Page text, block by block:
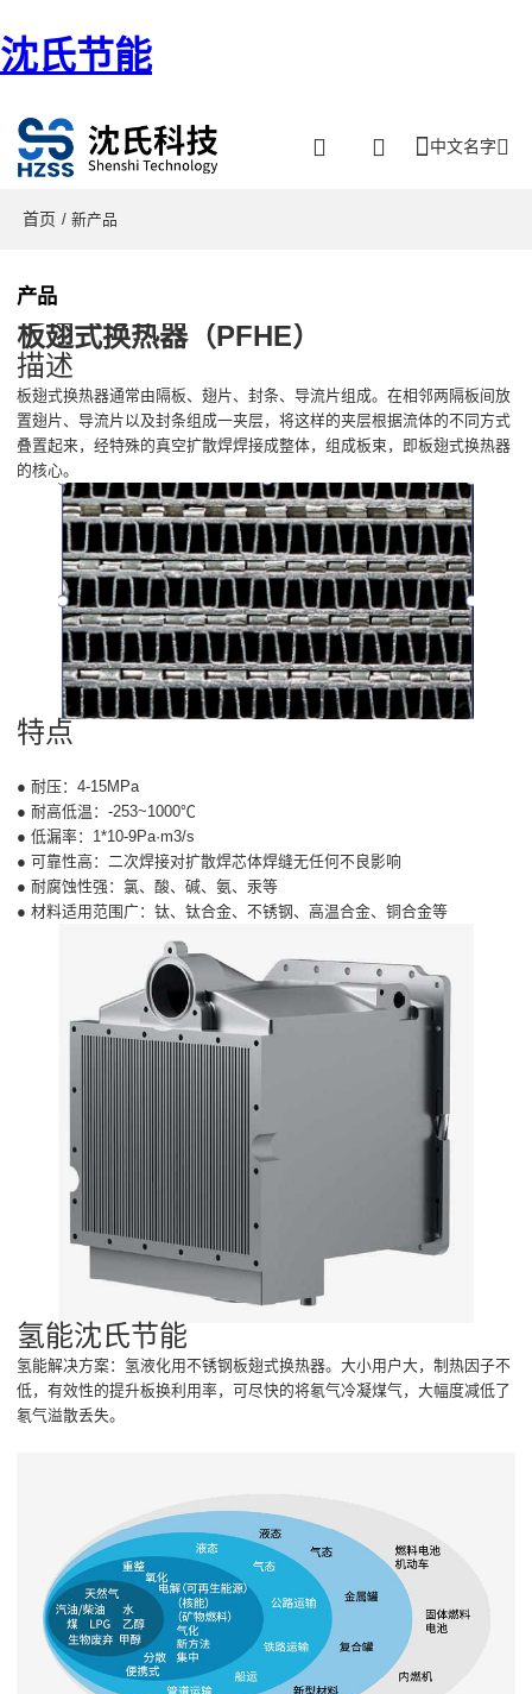
沈氏节能
中文名字
首页 / 新产品
产品
板翅式换热器（PFHE）
描述
板翅式换热器通常由隔板、翅片、封条、导流片组成。在相邻两隔板间放
置翅片、导流片以及封条组成一夹层，将这样的夹层根据流体的不同方式
叠置起来，经特殊的真空扩散焊焊接成整体，组成板束，即板翅式换热器
的核心。
特点
● 耐压：4-15MPa
● 耐高低温：-253~1000℃
● 低漏率：1*10-9Pa·m3/s
● 可靠性高：二次焊接对扩散焊芯体焊缝无任何不良影响
● 耐腐蚀性强：氯、酸、碱、氨、汞等
● 材料适用范围广：钛、钛合金、不锈钢、高温合金、铜合金等
氢能沈氏节能
氢能解决方案：氢液化用不锈钢板翅式换热器。大小用户大，制热因子不
低，有效性的提升板换利用率，可尽快的将氡气冷凝煤气，大幅度减低了
氡气溢散丢失。